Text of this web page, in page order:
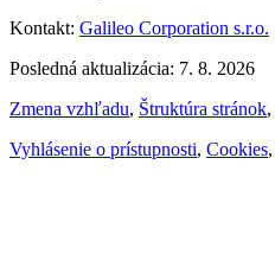
Kontakt: Galileo Corporation s.r.o.
Posledná aktualizácia: 7. 8. 2026
Zmena vzhľadu, Štruktúra stránok,
Vyhlásenie o prístupnosti, Cookies,